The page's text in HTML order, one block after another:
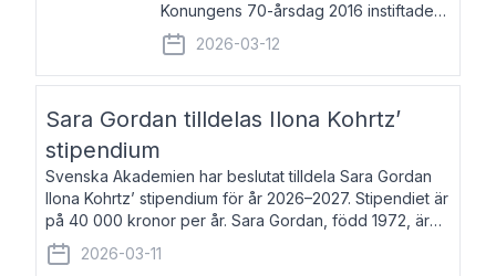
Konungens 70-årsdag 2016 instiftade
fem av de kungliga akademierna det så
kallade Bernadotteprogrammet med
syfte att genom stipendier erbjuda stöd
2026-03-12
Sara Gordan tilldelas Ilona Kohrtz’
stipendium
Svenska Akademien har beslutat tilldela Sara Gordan
Ilona Kohrtz’ stipendium för år 2026–2027. Stipendiet är
på 40 000 kronor per år. Sara Gordan, född 1972, är
författare och översättare. Hon debuterade 2006 med
det prosalyriska verket En
2026-03-11